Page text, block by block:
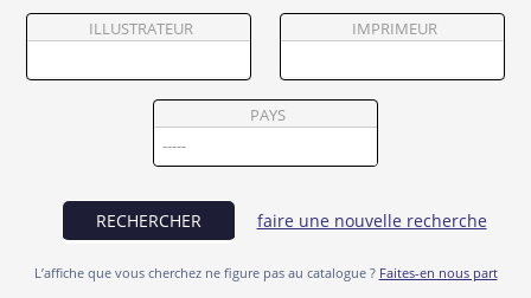
Vendre
ILLUSTRATEUR IMPRIMEUR
PAYS
RECHERCHER faire une nouvelle recherche
L’affiche que vous cherchez ne figure pas au catalogue ? Faites-en nous part